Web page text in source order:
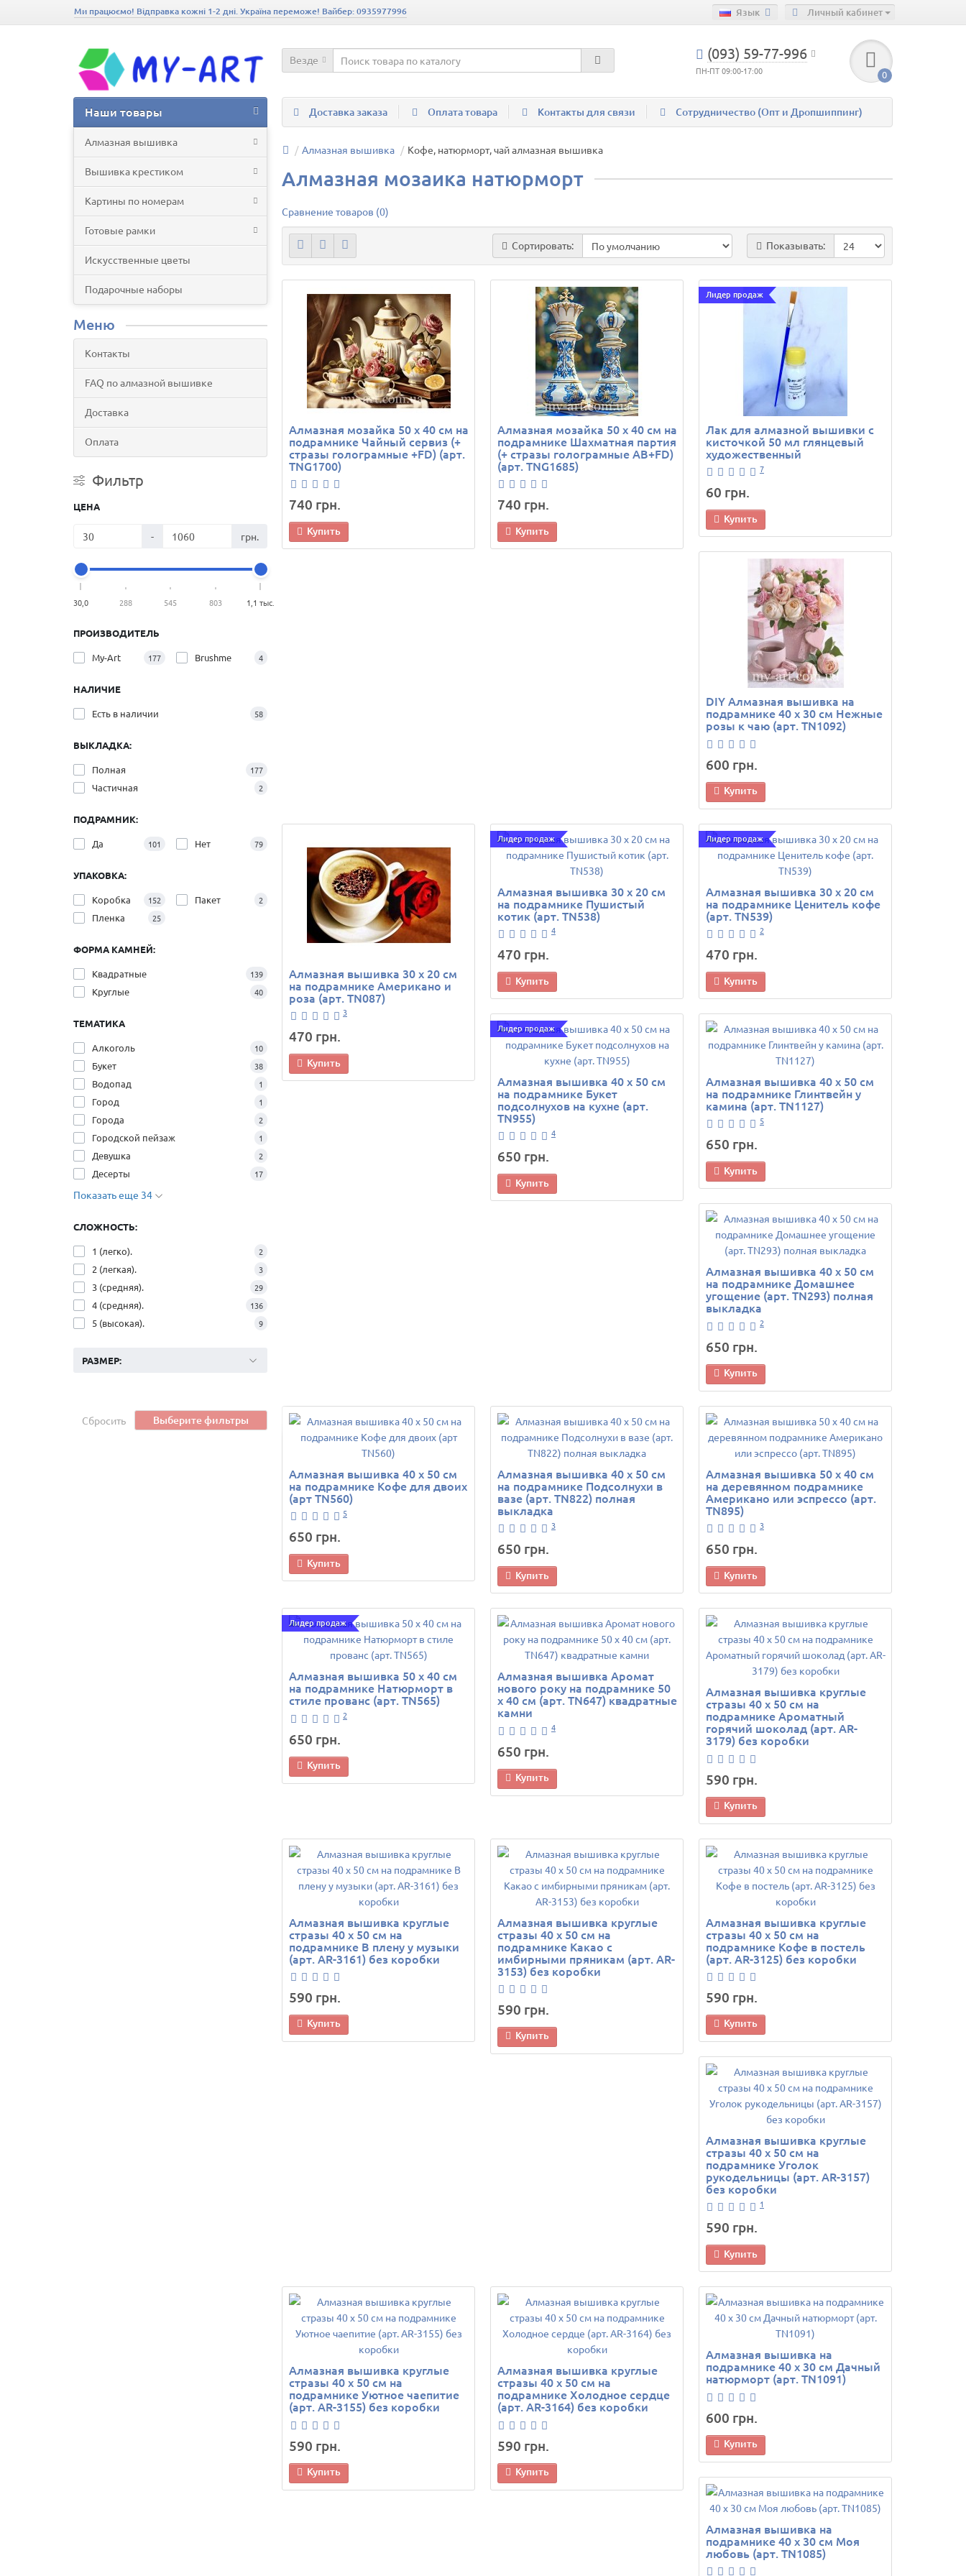
Личный кабинет
Язык
Ми працюємо! Відправка кожні 1-2 дні. Україна переможе! Вайбер: 0935977996
(093) 59-77-996
ПН-ПТ 09:00-17:00 0
Везде
Доставка заказа Оплата товара Контакты для связи Сотрудничество (Опт и Дропшиппинг)
Наши товары
Алмазная вышивка
Вышивка крестиком
Картины по номерам
Готовые рамки
Искусственные цветы
Подарочные наборы
Алмазная вышивка Кофе, натюрморт, чай алмазная вышивка
Меню
Контакты
FAQ по алмазной вышивке
Доставка
Оплата
Фильтр
ЦЕНА
- грн.
30,0 288 545 803 1,1 тыс.
ПРОИЗВОДИТЕЛЬ
My-Art
177 Brushme 4
НАЛИЧИЕ
Есть в наличии
58
ВЫКЛАДКА:
Полная
177
Частичная 2
ПОДРАМНИК:
Да
101 Нет 79
УПАКОВКА:
Коробка
152 Пакет 2
Пленка 25
ФОРМА КАМНЕЙ:
Квадратные
139
Круглые 40
ТЕМАТИКА
Алкоголь
10
Букет 38
Водопад 1
Город 1
Города 2
Городской пейзаж 1
Девушка 2
Десерты 17
Показать еще 34
СЛОЖНОСТЬ:
1 (легко).
2
2 (легкая). 3
3 (средняя). 29
4 (средняя). 136
5 (высокая). 9
РАЗМЕР:
Сбросить Выберите фильтры
Алмазная мозаика натюрморт
Сравнение товаров (0)
Сортировать: Показывать:
Алмазная мозайка 50 х 40 см на
подрамнике Чайный сервиз (+
стразы голограмные +FD) (арт.
TNG1700)
740 грн.
Купить
Алмазная мозайка 50 х 40 см на
подрамнике Шахматная партия
(+ стразы голограмные AB+FD)
(арт. TNG1685)
740 грн.
Купить
Лидер продаж
Лак для алмазной вышивки с
кисточкой 50 мл глянцевый
художественный
7
60 грн.
Купить
DIY Алмазная вышивка на
подрамнике 40 х 30 см Нежные
розы к чаю (арт. TN1092)
600 грн.
Купить
Алмазная вышивка 30 х 20 см
на подрамнике Американо и
роза (арт. TN087)
3
470 грн.
Купить
Лидер продаж
Алмазная вышивка 30 х 20 см
на подрамнике Пушистый
котик (арт. TN538)
4
470 грн.
Купить
Лидер продаж
Алмазная вышивка 30 х 20 см
на подрамнике Ценитель кофе
(арт. TN539)
2
470 грн.
Купить
Лидер продаж
Алмазная вышивка 40 х 50 см
на подрамнике Букет
подсолнухов на кухне (арт.
TN955)
4
650 грн.
Купить
Алмазная вышивка 40 х 50 см
на подрамнике Глинтвейн у
камина (арт. TN1127)
5
650 грн.
Купить
Алмазная вышивка 40 х 50 см
на подрамнике Домашнее
угощение (арт. TN293) полная
выкладка
2
650 грн.
Купить
Алмазная вышивка 40 х 50 см
на подрамнике Кофе для двоих
(арт TN560)
5
650 грн.
Купить
Алмазная вышивка 40 х 50 см
на подрамнике Подсолнухи в
вазе (арт. TN822) полная
выкладка
3
650 грн.
Купить
Алмазная вышивка 50 х 40 см
на деревянном подрамнике
Американо или эспрессо (арт.
TN895)
3
650 грн.
Купить
Лидер продаж
Алмазная вышивка 50 х 40 см
на подрамнике Натюрморт в
стиле прованс (арт. TN565)
2
650 грн.
Купить
Алмазная вышивка Аромат
нового року на подрамнике 50
х 40 см (арт. TN647) квадратные
камни
4
650 грн.
Купить
Алмазная вышивка круглые
стразы 40 х 50 см на
подрамнике Ароматный
горячий шоколад (арт. AR-
3179) без коробки
590 грн.
Купить
Алмазная вышивка круглые
стразы 40 х 50 см на
подрамнике В плену у музыки
(арт. AR-3161) без коробки
590 грн.
Купить
Алмазная вышивка круглые
стразы 40 х 50 см на
подрамнике Какао с
имбирными пряникам (арт. AR-
3153) без коробки
590 грн.
Купить
Алмазная вышивка круглые
стразы 40 х 50 см на
подрамнике Кофе в постель
(арт. AR-3125) без коробки
590 грн.
Купить
Алмазная вышивка круглые
стразы 40 х 50 см на
подрамнике Уголок
рукодельницы (арт. AR-3157)
без коробки
1
590 грн.
Купить
Алмазная вышивка круглые
стразы 40 х 50 см на
подрамнике Уютное чаепитие
(арт. AR-3155) без коробки
590 грн.
Купить
Алмазная вышивка круглые
стразы 40 х 50 см на
подрамнике Холодное сердце
(арт. AR-3164) без коробки
590 грн.
Купить
Алмазная вышивка на
подрамнике 40 х 30 см Дачный
натюрморт (арт. TN1091)
600 грн.
Купить
Алмазная вышивка на
подрамнике 40 х 30 см Моя
любовь (арт. TN1085)